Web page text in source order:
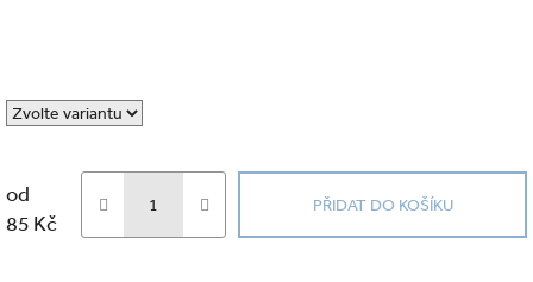
od
85 Kč
PŘIDAT DO KOŠÍKU